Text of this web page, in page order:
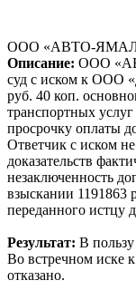
ООО «АВТО-
Описание: ООО
суд с иском к ООО
руб. 40 коп.
транспортных
просрочку оплаты
Ответчик с иском не
доказательств
незаключенность
взыскании 1191863
переданного истцу
Результат: В
Во встречном иске
отказано.